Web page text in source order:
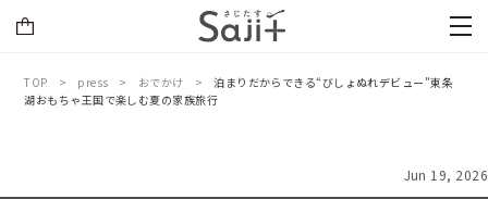
TOP press おでかけ
泊まりだからできる“びしょぬれデビュー”東条
湖おもちゃ王国で楽しむ夏の家族旅行
Jun 19, 2026